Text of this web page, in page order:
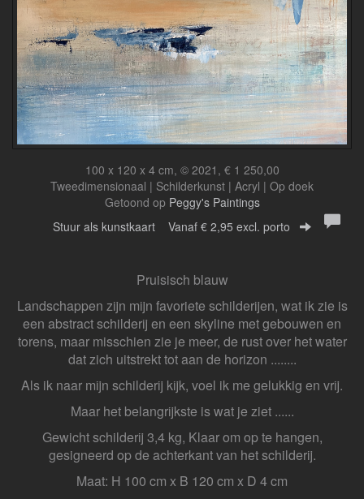
100 x 120 x 4 cm, © 2021, € 1 250,00
Tweedimensionaal | Schilderkunst | Acryl | Op doek
Getoond op Peggy's Paintings
Stuur als kunstkaart Vanaf € 2,95 excl. porto
Pruisisch blauw
Landschappen zijn mijn favoriete schilderijen, wat ik zie is
een abstract schilderij en een skyline met gebouwen en
torens, maar misschien zie je meer, de rust over het water
dat zich uitstrekt tot aan de horizon ........
Als ik naar mijn schilderij kijk, voel ik me gelukkig en vrij.
Maar het belangrijkste is wat je ziet ......
Gewicht schilderij 3,4 kg, Klaar om op te hangen,
gesigneerd op de achterkant van het schilderij.
Maat: H 100 cm x B 120 cm x D 4 cm